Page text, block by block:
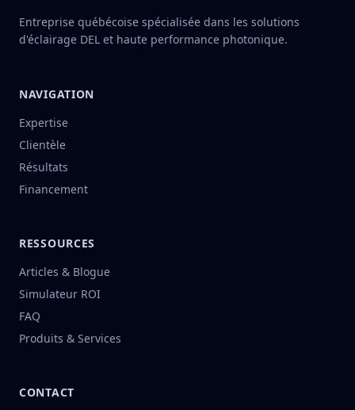
Entreprise québécoise spécialisée dans les solutions
d'éclairage DEL et haute performance photonique.
NAVIGATION
Expertise
Clientèle
Résultats
Financement
RESSOURCES
Articles & Blogue
Simulateur ROI
FAQ
Produits & Services
CONTACT